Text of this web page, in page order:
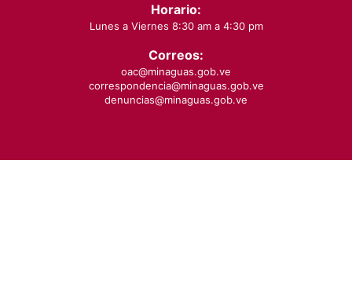
Horario:
Lunes a Viernes 8:30 am a 4:30 pm
Correos:
oac@minaguas.gob.ve
correspondencia@minaguas.gob.ve
denuncias@minaguas.gob.ve